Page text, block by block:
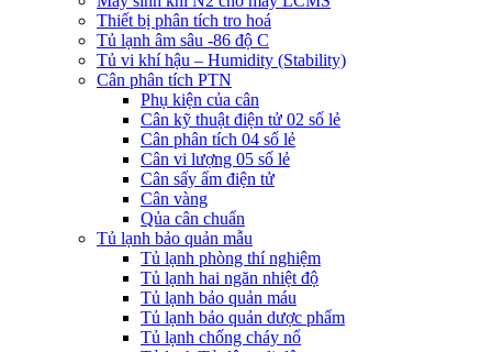
Thiết bị phân tích tro hoá
Tủ lạnh âm sâu -86 độ C
Tủ vi khí hậu – Humidity (Stability)
Cân phân tích PTN
Phụ kiện của cân
Cân kỹ thuật điện tử 02 số lẻ
Cân phân tích 04 số lẻ
Cân vi lượng 05 số lẻ
Cân sấy ẩm điện tử
Cân vàng
Qủa cân chuẩn
Tủ lạnh bảo quản mẫu
Tủ lạnh phòng thí nghiệm
Tủ lạnh hai ngăn nhiệt độ
Tủ lạnh bảo quản máu
Tủ lạnh bảo quản dược phẩm
Tủ lạnh chống cháy nổ